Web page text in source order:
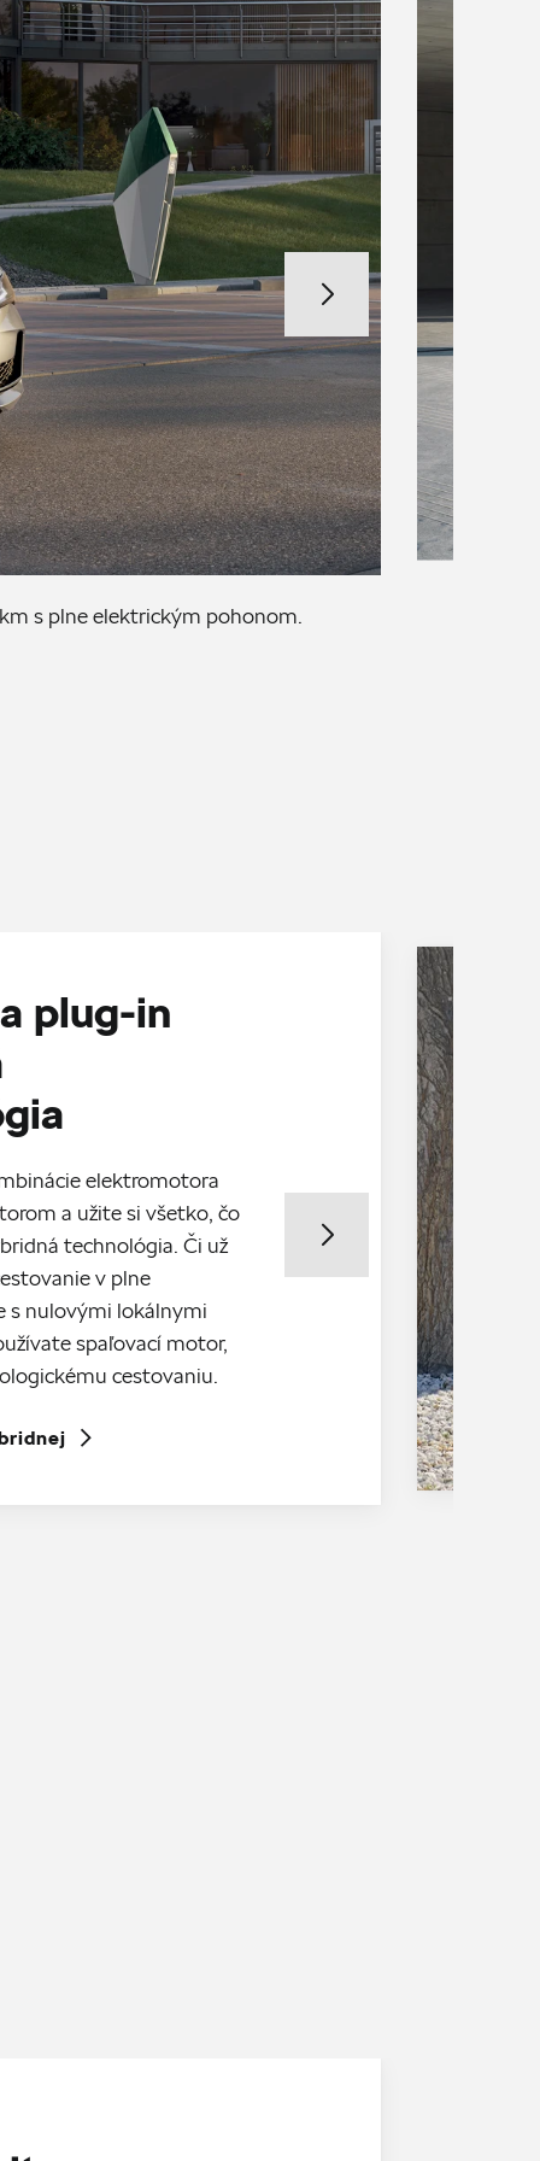
s plne elektrickým pohonom.
plug-in
elektromotora
a užite si všetko, čo
technológia. Či už
v plne
s nulovými lokálnymi
spaľovací motor,
cestovaniu.